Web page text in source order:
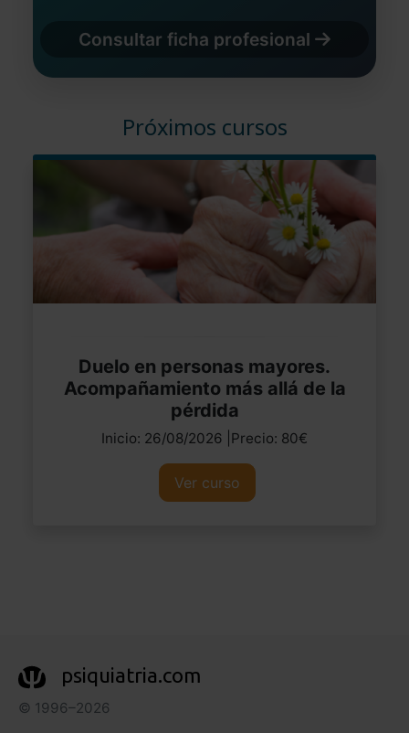
Consultar ficha profesional
Próximos cursos
Duelo en personas mayores.
Acompañamiento más allá de la
pérdida
Inicio: 26/08/2026 |Precio: 80€
Ver curso
psiquiatria.com
© 1996–2026